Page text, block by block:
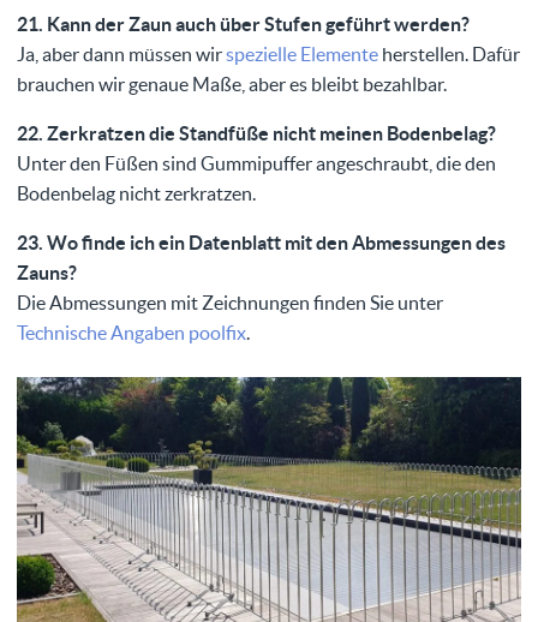
21. Kann der Zaun auch über Stufen geführt werden?
Ja, aber dann müssen wirspezielle Elemente herstellen. Dafür
brauchen wir genaue Maße, aber es bleibt bezahlbar.
22. Zerkratzen die Standfüße nicht meinen Bodenbelag?
Unter den Füßen sind Gummipuffer angeschraubt, die den
Bodenbelag nicht zerkratzen.
23. Wo finde ich ein Datenblatt mit den Abmessungen des
Zauns?
Die Abmessungen mit Zeichnungen finden Sie unter
Technische Angaben poolfix.